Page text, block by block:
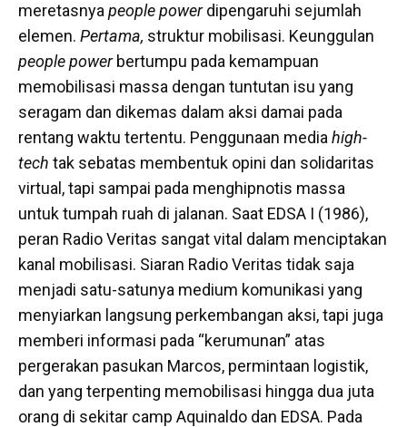
meretasnya people powerdipengaruhi sejumlah
elemen. Pertama, struktur mobilisasi. Keunggulan
people powerbertumpu pada kemampuan
memobilisasi massa dengan tuntutan isu yang
seragam dan dikemas dalam aksi damai pada
rentang waktu tertentu. Penggunaan media high-
tech tak sebatas membentuk opini dan solidaritas
virtual, tapi sampai pada menghipnotis massa
untuk tumpah ruah di jalanan. Saat EDSA I (1986),
peran Radio Veritas sangat vital dalam menciptakan
kanal mobilisasi. Siaran Radio Veritas tidak saja
menjadi satu-satunya medium komunikasi yang
menyiarkan langsung perkembangan aksi, tapi juga
memberi informasi pada “kerumunan” atas
pergerakan pasukan Marcos, permintaan logistik,
dan yang terpenting memobilisasi hingga dua juta
orang di sekitar camp Aquinaldo dan EDSA. Pada